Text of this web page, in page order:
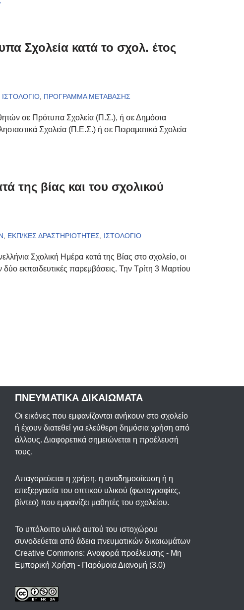
Σχολεία κατά το σχολ. έτος
ΙΣΤΟΛΟΓΙΟ ΠΡΟΓΡΑΜΜΑ ΜΕΤΑΒΑΣΗΣ
σε Πρότυπα Σχολεία (Π.Σ.), ή σε Δημόσια
Σχολεία (Π.Ε.Σ.) ή σε Πειραματικά Σχολεία
της βίας και του σχολικού
ΕΚΠ/ΚΕΣ ΔΡΑΣΤΗΡΙΟΤΗΤΕΣ ΙΣΤΟΛΟΓΙΟ
Σχολική Ημέρα κατά της Βίας στο σχολείο, οι
εκπαιδευτικές παρεμβάσεις. Την Τρίτη 3 Μαρτίου
ΠΝΕΥΜΑΤΙΚΑ ΔΙΚΑΙΩΜΑΤΑ
Οι εικόνες που εμφανίζονται ανήκουν στο σχολείο
ή έχουν διατεθεί για ελεύθερη δημόσια χρήση από
άλλους. Διαφορετικά σημειώνεται η προέλευσή
τους.
Απαγορεύεται η χρήση, η αναδημοσίευση ή η
επεξεργασία του οπτικού υλικού (φωτογραφίες,
βίντεο) που εμφανίζει μαθητές του σχολείου.
Το υπόλοιπο υλικό αυτού του ιστοχώρου
συνοδεύεται από άδεια πνευματικών δικαιωμάτων
Creative Commons: Αναφορά προέλευσης - Μη
Εμπορική Χρήση - Παρόμοια Διανομή (3.0)